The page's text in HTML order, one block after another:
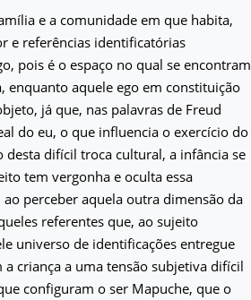
e a comunidade em que habita,
e referências identificatórias
pois é o espaço no qual se encontram
enquanto aquele ego em constituição
já que, nas palavras de Freud
do eu, o que influencia o exercício do
desta difícil troca cultural, a infância se
tem vergonha e oculta essa
perceber aquela outra dimensão da
referentes que, ao sujeito
universo de identificações entregue
criança a uma tensão subjetiva difícil
configuram o ser Mapuche, que o